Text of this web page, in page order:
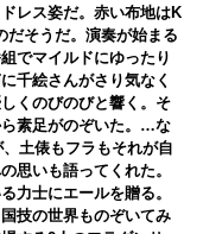
レス姿だ。赤い布地はK
だそうだ。演奏が始まる
でマイルドにゆったり
千絵さんがさり気なく
くのびのびと響く。そ
素足がのぞいた。…な
土俵もフラもそれが自
思いも語ってくれた。
力士にエールを贈る。
技の世界ものぞいてみ